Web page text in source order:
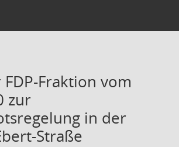
Fraktion vom
zur
in der
Straße